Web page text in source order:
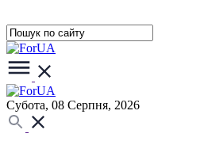
Субота, 08 Серпня, 2026